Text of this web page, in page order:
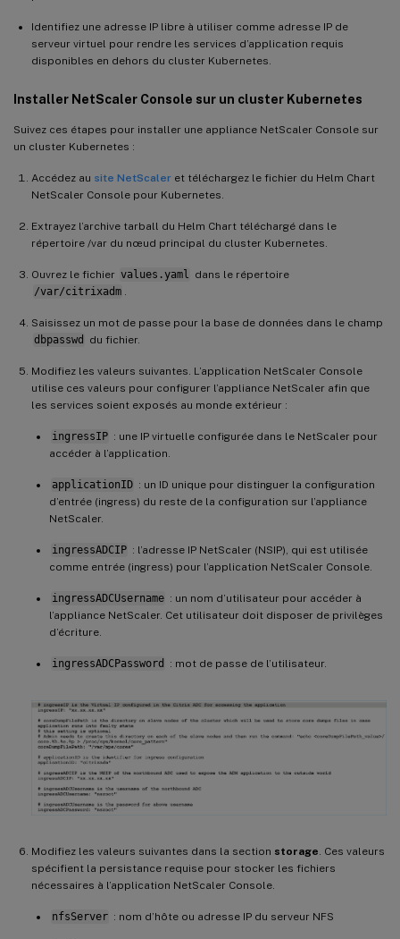
Identifiez une adresse IP libre à utiliser comme adresse IP de
serveur virtuel pour rendre les services d’application requis
disponibles en dehors du cluster Kubernetes.
Installer NetScaler Console sur un cluster Kubernetes
Suivez ces étapes pour installer une appliance NetScaler Console sur
un cluster Kubernetes :
Accédez au site NetScaler et téléchargez le fichier du Helm Chart
NetScaler Console pour Kubernetes.
Extrayez l’archive tarball du Helm Chart téléchargé dans le
répertoire /var du nœud principal du cluster Kubernetes.
Ouvrez le fichier values.yaml
dans le répertoire
/var/citrixadm
Saisissez un mot de passe pour la base de données dans le champ
dbpasswd
du fichier.
Modifiez les valeurs suivantes. L’application NetScaler Console
utilise ces valeurs pour configurer l’appliance NetScaler afin que
les services soient exposés au monde extérieur :
ingressIP : une IP virtuelle configurée dans le NetScaler pour
accéder à l’application.
applicationID : un ID unique pour distinguer la configuration
d’entrée (ingress) du reste de la configuration sur l’appliance
NetScaler.
ingressADCIP : l’adresse IP NetScaler (NSIP), qui est utilisée
comme entrée (ingress) pour l’application NetScaler Console.
ingressADCUsername : un nom d’utilisateur pour accéder à
l’appliance NetScaler. Cet utilisateur doit disposer de privilèges
d’écriture.
ingressADCPassword : mot de passe de l’utilisateur.
Modifiez les valeurs suivantes dans la section storage. Ces valeurs
spécifient la persistance requise pour stocker les fichiers
nécessaires à l’application NetScaler Console.
nfsServer : nom d’hôte ou adresse IP du serveur NFS